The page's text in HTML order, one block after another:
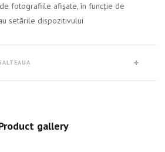
fotografiile afișate, în funcție de
setările dispozitivului
gallery